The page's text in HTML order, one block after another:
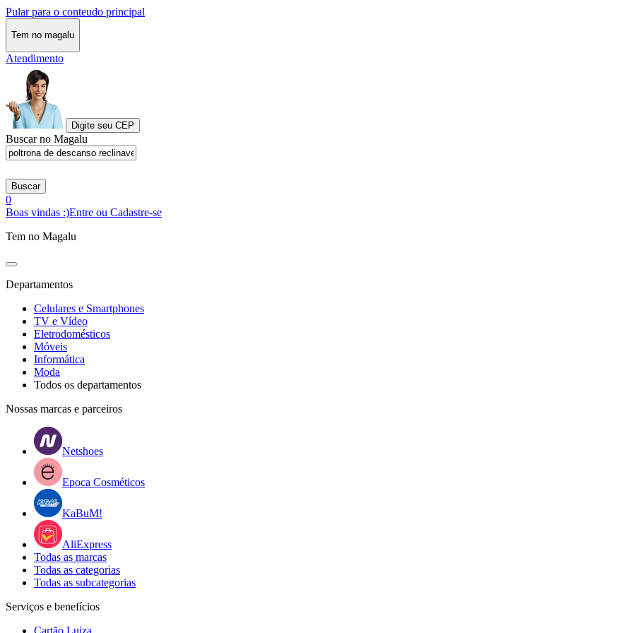
Pular para o conteudo principal
Tem no magalu
Atendimento
Digite seu CEP
Buscar no Magalu
Buscar
0
Boas vindas :)Entre ou Cadastre-se
Tem no Magalu
Departamentos
Celulares e Smartphones
TV e Vídeo
Eletrodomésticos
Móveis
Informática
Moda
Todos os departamentos
Nossas marcas e parceiros
Netshoes
Epoca Cosméticos
KaBuM!
AliExpress
Todas as marcas
Todas as categorias
Todas as subcategorias
Serviços e benefícios
Cartão Luiza